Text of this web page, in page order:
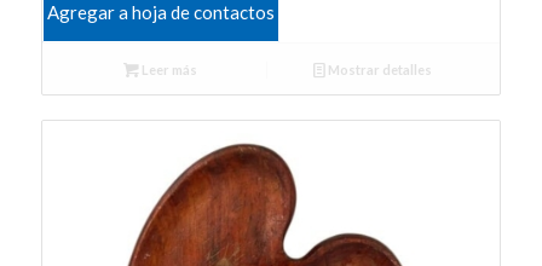
Agregar a hoja de contactos
Leer más Mostrar detalles